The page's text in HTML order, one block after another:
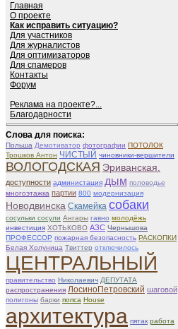
Главная
О проекте
Как исправить ситуацию?
Для участников
Для журналистов
Для оптимизаторов
Для спамеров
Контакты
Форум
Реклама на проекте?...
Благодарности
Слова для поиска:
Польша Демотиватор фотографии ПОТОЛОК
Трошков Антон ЧИСТЫЙ чиновники-вершители
ВОЛОГОДСКАЯ Эриванская.
доступности администация дым половодье
многоэтажка партии 800 модернизация
Новодвинска Скамейка собаки
сосульки сосули Ангары гавно молодёжь
инвестиция ХОТЬКОВО АЗС Чернышова
ПРОФЕССОР пожарная безопасность РАСКОПКИ
Белая Холуница Твиттер отключилось
ЦЕНТРАЛЬНЫЙ
правительство Николаевич ДЕПУТАТА
распространения ЛосиноПетровский шаговой
полигоны барки попса House
архитектура пятак работа